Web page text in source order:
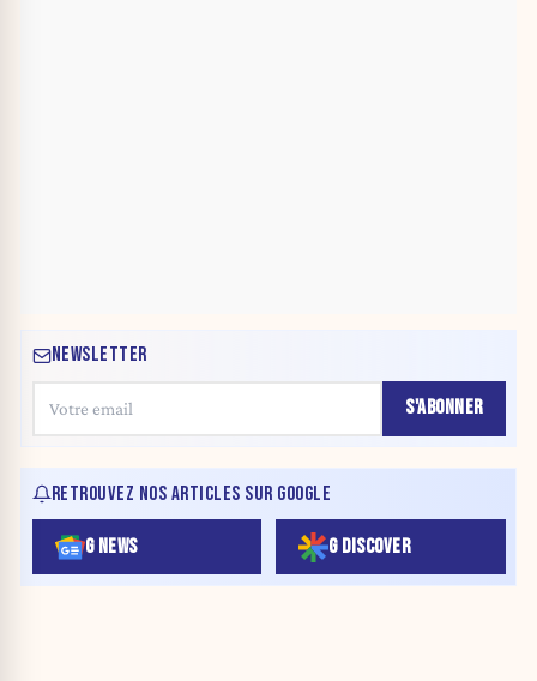
NEWSLETTER
S'ABONNER
RETROUVEZ NOS ARTICLES SUR GOOGLE
G NEWS G DISCOVER